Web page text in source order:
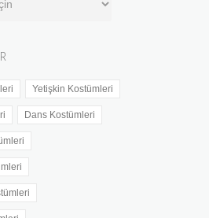
Yetişkin Kostümleri
Dans Kostümleri